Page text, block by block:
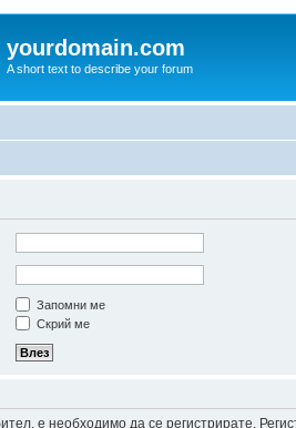
yourdomain.com
A short text to describe your forum
Запомни ме
Скрий ме
е необходимо да се регистрирате.